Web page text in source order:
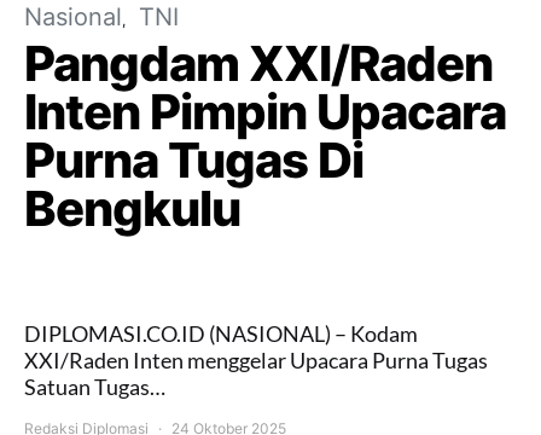
Nasional TNI
Pangdam XXI/Raden
Inten Pimpin Upacara
Purna Tugas Di
Bengkulu
DIPLOMASI.CO.ID (NASIONAL) – Kodam
XXI/Raden Inten menggelar Upacara Purna Tugas
Satuan Tugas…
Redaksi Diplomasi 24 Oktober 2025